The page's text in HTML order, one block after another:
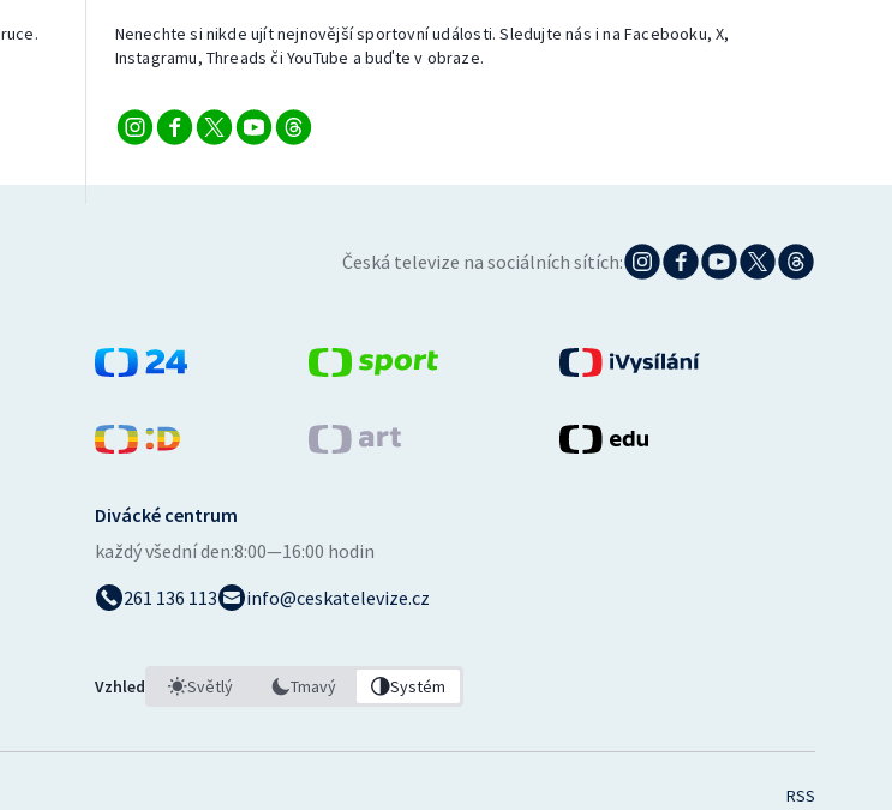
Nenechte si nikde ujít nejnovější sportovní události. Sledujte nás i na Facebooku, X,
Instagramu, Threads či YouTube a buďte v obraze.
Česká televize na sociálních sítích:
Divácké centrum
každý všední den:8:00—16:00 hodin
261 136 113
info@ceskatelevize.cz
Vzhled Světlý Tmavý Systém
RSS